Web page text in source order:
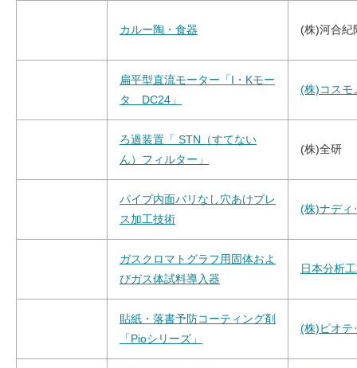
カルー陶・食器 (株)河合紀
扁平型直流モーター「I・Kモー
タ DC24」
(株)コスモ
ろ過装置「 STN（すてない
ん）フィルター」
(株)全研
パイプ内面バリなし穴あけプレ
ス加工技術
(株)ナディ
ガスクロマトグラフ用固体およ
びガス体試料導入器
日本分析
貼紙・落書予防コーティング剤
「Pioシリーズ」
(株)ピオテ